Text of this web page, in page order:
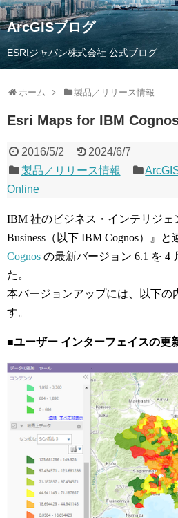
ArcGISブログ
ESRIジャパン株式会社 公式ブログ
ホーム 製品／リリース情報
Esri Maps for IBM
2016/5/2
2024/6/7
製品／リリース情報
Online
IBM 社のビジネス・インテリジェ
Business（以下 IBM Cognos）』と
Cognos の最新バージョン 6.1 を 4
た。
本バージョンアップには、以下の
す。
■ユーザー インターフェイスの更